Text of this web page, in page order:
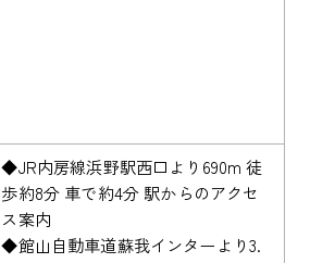
◆JR内房線浜野駅西口より690m 徒
歩約8分 車で約4分 駅からのアクセ
ス案内
◆館山自動車道蘇我インターより3.